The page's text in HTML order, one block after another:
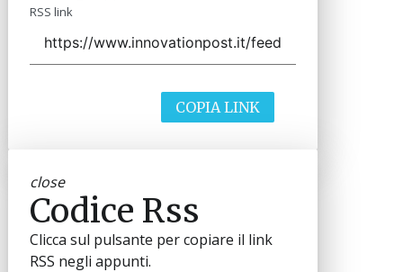
RSS link
COPIA LINK
close
Codice Rss
Clicca sul pulsante per copiare il link
RSS negli appunti.